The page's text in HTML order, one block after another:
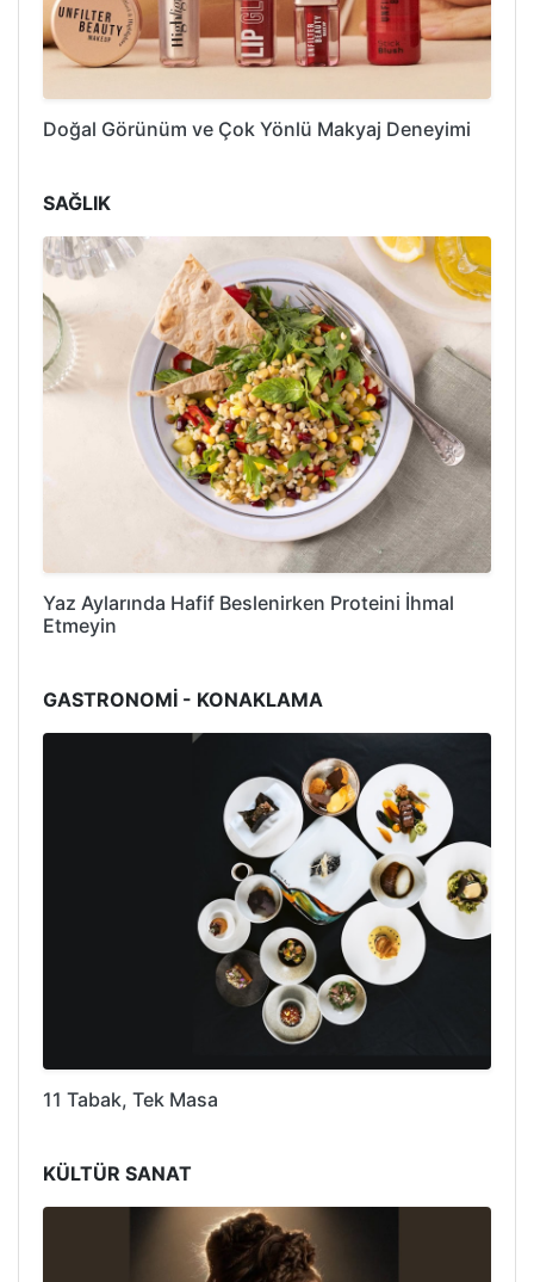
Doğal Görünüm ve Çok Yönlü Makyaj Deneyimi
SAĞLIK
Yaz Aylarında Hafif Beslenirken Proteini İhmal
Etmeyin
GASTRONOMİ - KONAKLAMA
11 Tabak, Tek Masa
KÜLTÜR SANAT